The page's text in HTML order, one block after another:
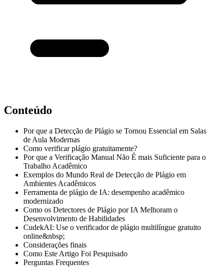
Conteúdo
Por que a Detecção de Plágio se Tornou Essencial em Salas
de Aula Modernas
Como verificar plágio gratuitamente?
Por que a Verificação Manual Não É mais Suficiente para o
Trabalho Acadêmico
Exemplos do Mundo Real de Detecção de Plágio em
Ambientes Acadêmicos
Ferramenta de plágio de IA: desempenho acadêmico
modernizado
Como os Detectores de Plágio por IA Melhoram o
Desenvolvimento de Habilidades
CudekAI: Use o verificador de plágio multilíngue gratuito
online&nbsp;
Considerações finais
Como Este Artigo Foi Pesquisado
Perguntas Frequentes